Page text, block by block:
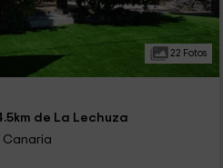
22 Fotos
de La Lechuza
Canaria